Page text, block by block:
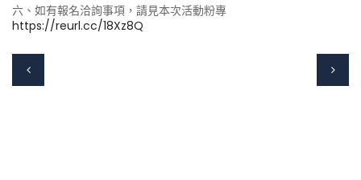
六、如有報名洽詢事項，請見本次活動粉專
https://reurl.cc/18Xz8Q